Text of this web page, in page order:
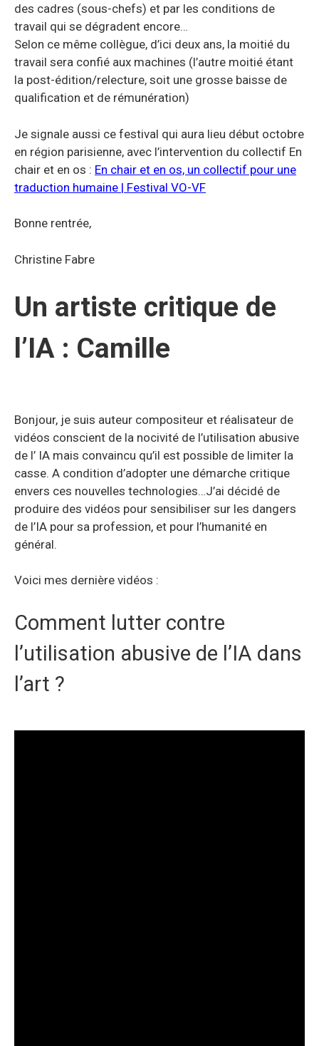
des cadres (sous-chefs) et par les conditions de
travail qui se dégradent encore…
Selon ce même collègue, d’ici deux ans, la moitié du
travail sera confié aux machines (l’autre moitié étant
la post-édition/relecture, soit une grosse baisse de
qualification et de rémunération)
Je signale aussi ce festival qui aura lieu début octobre
en région parisienne, avec l’intervention du collectif En
chair et en os : En chair et en os, un collectif pour une
traduction humaine | Festival VO-VF
Bonne rentrée,
Christine Fabre
Un artiste critique de
l’IA : Camille
Bonjour, je suis auteur compositeur et réalisateur de
vidéos conscient de la nocivité de l’utilisation abusive
de l’ IA mais convaincu qu’il est possible de limiter la
casse. A condition d’adopter une démarche critique
envers ces nouvelles technologies…J’ai décidé de
produire des vidéos pour sensibiliser sur les dangers
de l’IA pour sa profession, et pour l’humanité en
général.
Voici mes dernière vidéos :
Comment lutter contre
l’utilisation abusive de l’IA dans
l’art ?